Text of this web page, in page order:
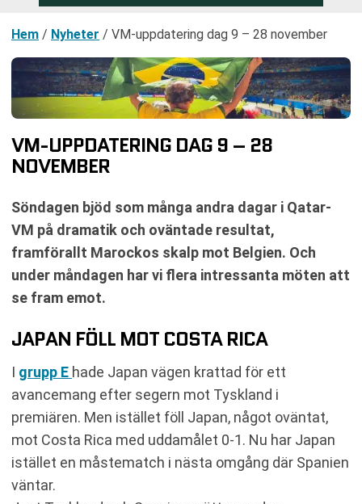
Hem / Nyheter / VM-uppdatering dag 9 – 28 november
VM-UPPDATERING DAG 9 – 28
NOVEMBER
Söndagen bjöd som många andra dagar i Qatar-
VM på dramatik och oväntade resultat,
framförallt Marockos skalp mot Belgien. Och
under måndagen har vi flera intressanta möten att
se fram emot.
JAPAN FÖLL MOT COSTA RICA
I grupp E hade Japan vägen krattad för ett
avancemang efter segern mot Tyskland i
premiären. Men istället föll Japan, något oväntat,
mot Costa Rica med uddamålet 0-1. Nu har Japan
istället en måstematch i nästa omgång där Spanien
väntar.